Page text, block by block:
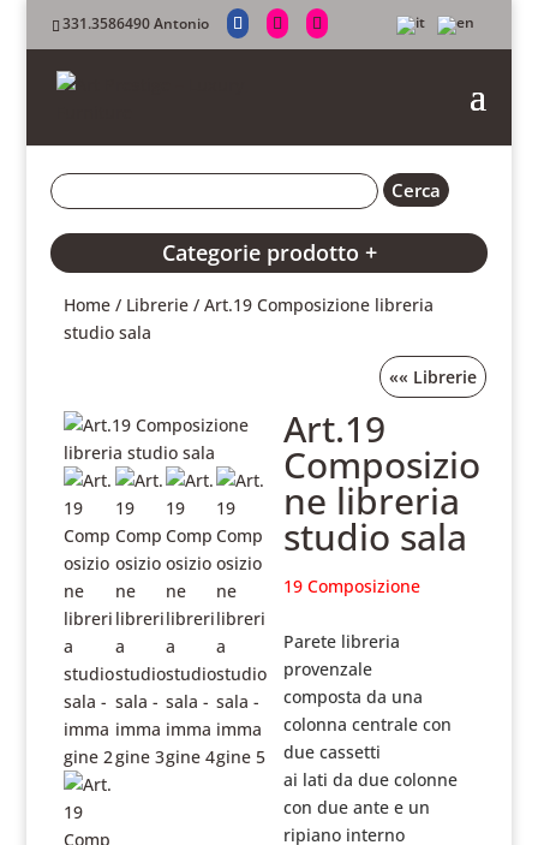
331.3586490 Antonio
Categorie prodotto +
Home / Librerie / Art.19 Composizione libreria
studio sala
«« Librerie
Art.19
Composizio
ne libreria
studio sala
19 Composizione
Parete libreria
provenzale
composta da una
colonna centrale con
due cassetti
ai lati da due colonne
con due ante e un
ripiano interno